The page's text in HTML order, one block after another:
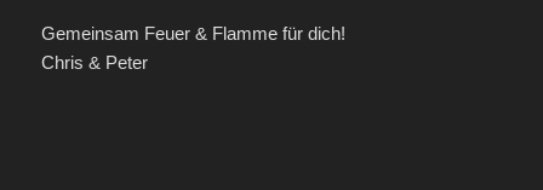
Gemeinsam Feuer & Flamme für dich!
Chris & Peter